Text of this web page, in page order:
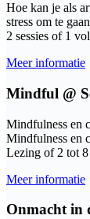
Hoe kan je als
stress om te
2 sessies of 1
Meer informatie
Mindful @
Mindfulness en
Mindfulness en
Lezing of 2 tot 8
Meer informatie
Onmacht in